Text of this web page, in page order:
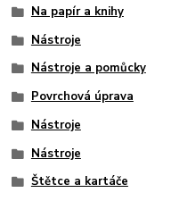
Na papír a knihy
Nástroje
Nástroje a pomůcky
Povrchová úprava
Nástroje
Nástroje
Štětce a kartáče